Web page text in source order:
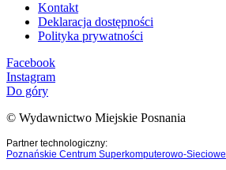
Kontakt
Deklaracja dostępności
Polityka prywatności
Facebook
Instagram
Do góry
© Wydawnictwo Miejskie Posnania
Partner technologiczny:
Poznańskie Centrum Superkomputerowo-Sieciowe